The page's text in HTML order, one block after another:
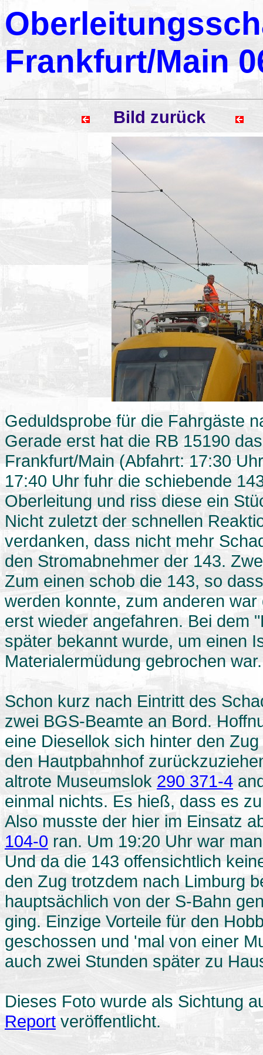
Frankfurt/Main
Bild zurück
Geduldsprobe für die Fahrgäste
Gerade erst hat die RB 15190
Frankfurt/Main (Abfahrt: 17:30
17:40 Uhr fuhr die schiebende
Oberleitung und riss diese ein
Nicht zuletzt der schnellen
verdanken, dass nicht mehr
den Stromabnehmer der 143.
Zum einen schob die 143, so
werden konnte, zum anderen
erst wieder angefahren. Bei dem
später bekannt wurde, um einen
Materialermüdung gebrochen war.
Schon kurz nach Eintritt des
zwei BGS-Beamte an Bord.
eine Diesellok sich hinter den
den Hautpbahnhof
altrote Museumslok 290 371-4
einmal nichts. Es hieß, dass es
Also musste der hier im Einsatz
104-0 ran. Um 19:20 Uhr war
Und da die 143 offensichtlich
den Zug trotzdem nach Limburg
hauptsächlich von der S-Bahn
ging. Einzige Vorteile für den
geschossen und 'mal von einer
auch zwei Stunden später zu
Dieses Foto wurde als Sichtung
Report veröffentlicht.